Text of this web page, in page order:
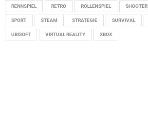
RENNSPIEL RETRO ROLLENSPIEL SHOOTER
SPORT STEAM STRATEGIE SURVIVAL
UBISOFT VIRTUAL REALITY XBOX